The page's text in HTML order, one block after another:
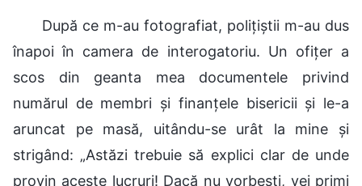
După ce m-au fotografiat, polițiștii m-au dus
înapoi în camera de interogatoriu. Un ofițer a
scos din geanta mea documentele privind
numărul de membri și finanțele bisericii și le-a
aruncat pe masă, uitându-se urât la mine și
strigând: „Astăzi trebuie să explici clar de unde
provin aceste lucruri! Dacă nu vorbești, vei primi